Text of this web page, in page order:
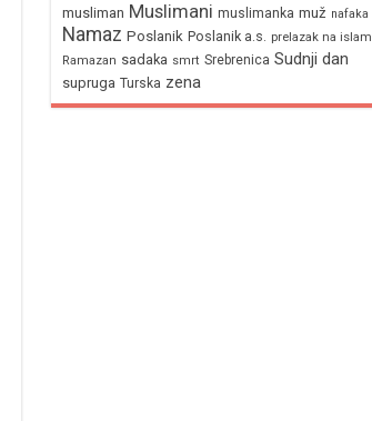
musliman Muslimani muslimanka muž nafaka
Namaz Poslanik Poslanik a.s. prelazak na islam
Ramazan sadaka smrt Srebrenica Sudnji dan
supruga Turska zena